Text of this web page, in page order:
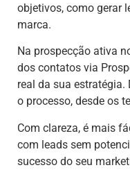
objetivos, como gerar
marca.
Na prospecção ativa
dos contatos via
real da sua estratégia.
o processo, desde os
Com clareza, é mais
com leads sem
sucesso do seu